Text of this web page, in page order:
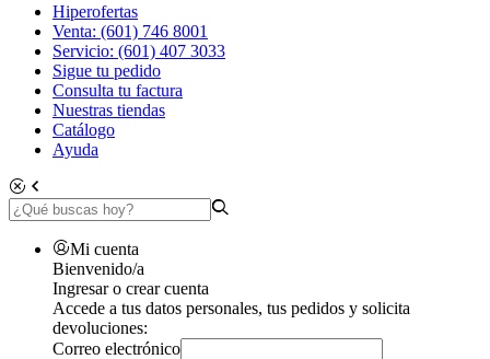
Hiperofertas
Venta: (601) 746 8001
Servicio: (601) 407 3033
Sigue tu pedido
Consulta tu factura
Nuestras tiendas
Catálogo
Ayuda
Mi cuenta
Bienvenido/a
Ingresar o crear cuenta
Accede a tus datos personales, tus pedidos y solicita
devoluciones:
Correo electrónico